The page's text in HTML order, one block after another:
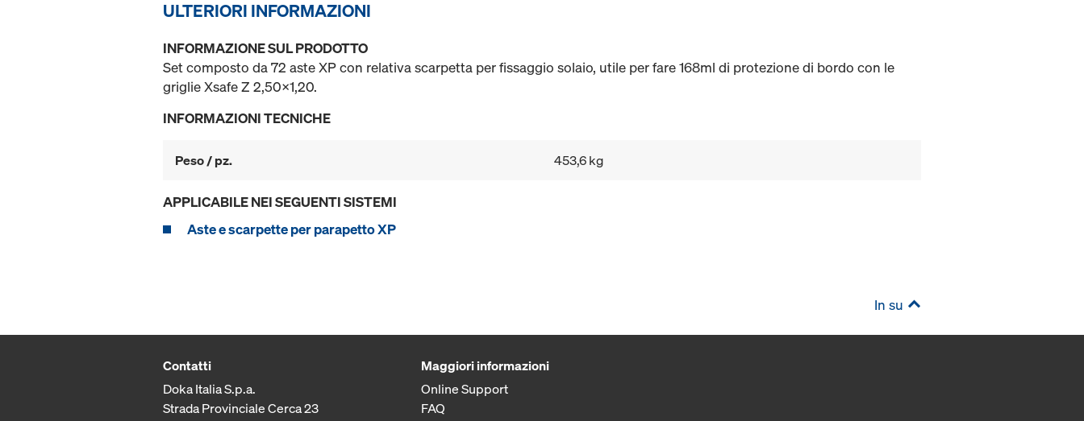
ULTERIORI INFORMAZIONI
INFORMAZIONE SUL PRODOTTO
Set composto da 72 aste XP con relativa scarpetta per fissaggio solaio, utile per fare 168ml di protezione di bordo con le
griglie Xsafe Z 2,50x1,20.
INFORMAZIONI TECNICHE
Peso / pz. 453,6 kg
APPLICABILE NEI SEGUENTI SISTEMI
Aste e scarpette per parapetto XP
In su
Contatti
Doka Italia S.p.a.
Strada Provinciale Cerca 23
Maggiori informazioni
Online Support
FAQ